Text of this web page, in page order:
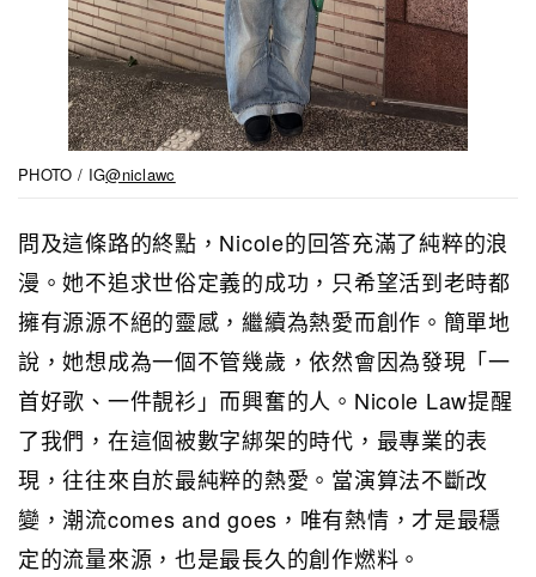
PHOTO / IG@niclawc
問及這條路的終點，Nicole的回答充滿了純粹的浪
漫。她不追求世俗定義的成功，只希望活到老時都
擁有源源不絕的靈感，繼續為熱愛而創作。簡單地
說，她想成為一個不管幾歲，依然會因為發現「一
首好歌、一件靚衫」而興奮的人。Nicole Law提醒
了我們，在這個被數字綁架的時代，最專業的表
現，往往來自於最純粹的熱愛。當演算法不斷改
變，潮流comes and goes，唯有熱情，才是最穩
定的流量來源，也是最長久的創作燃料。